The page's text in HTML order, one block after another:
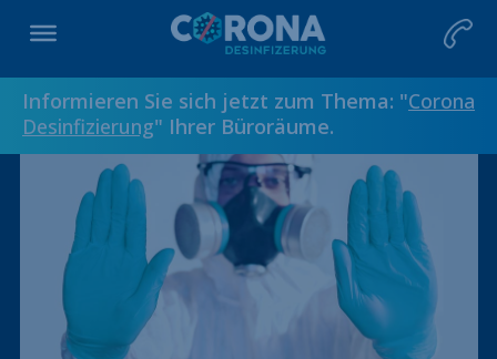
Informieren Sie sich jetzt zum Thema: "Corona
Desinfizierung" Ihrer Büroräume.